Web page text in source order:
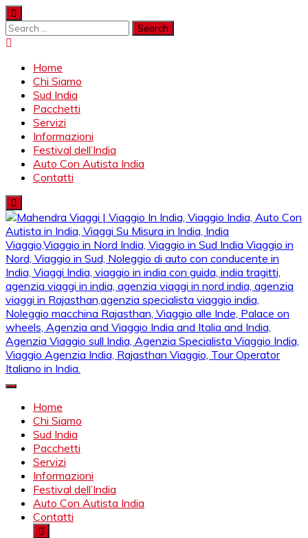
Skip
to
content
Search
for:
Home
Chi Siamo
Sud India
Pacchetti
Servizi
Informazioni
Festival dell’India
Auto Con Autista India
Contatti
Autista in India, Viaggi Su Misura in India, India Viaggio,Viaggio
in Nord India, Viaggio in Sud India Viaggio in Nord, Viaggio in
Sud, Noleggio di auto con conducente in India, Viaggi India,
viaggio in india con guida, india tragitti, agenzia viaggi in india,
agenzia viaggi in nord india, agenzia viaggi in
Rajasthan,agenzia specialista viaggio india, Noleggio
macchina Rajasthan, Viaggio alle Inde, Palace on wheels,
Agenzia and Viaggio India and Italia and India, Agenzia
Viaggio sull India, Agenzia Specialista Viaggio India, Viaggio
Agenzia India, Rajasthan Viaggio, Tour Operator Italiano in
Home
Chi Siamo
Sud India
Pacchetti
Servizi
Informazioni
Festival dell’India
Auto Con Autista India
Contatti